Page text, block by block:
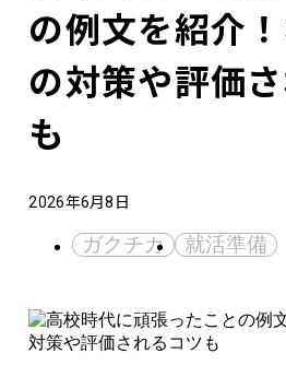
の例文を紹介
の対策や評価
も
2026年6月8日
ガクチカ 就活準備